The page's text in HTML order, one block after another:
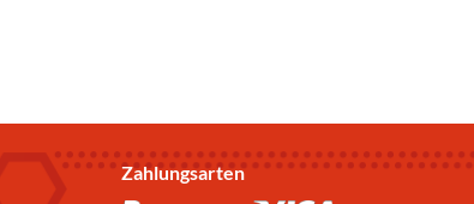
Zahlungsarten